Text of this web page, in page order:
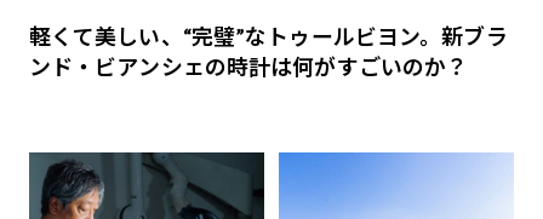
軽くて美しい、“完璧”なトゥールビヨン。新ブラ
ンド・ビアンシェの時計は何がすごいのか？